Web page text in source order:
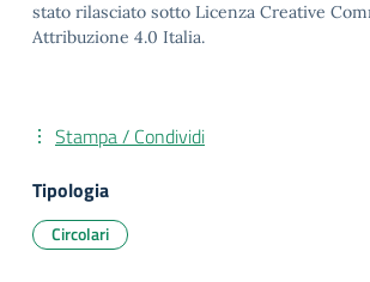
stato rilasciato sotto Licenza Creative
Attribuzione 4.0 Italia.
Stampa / Condividi
Tipologia
Circolari